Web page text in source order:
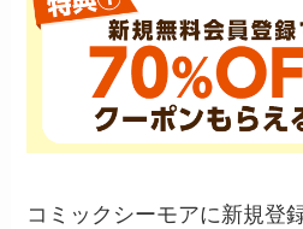
コミックシーモアに新規登